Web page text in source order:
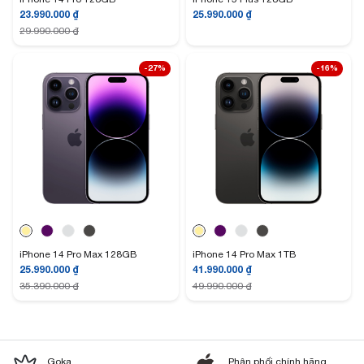
Từ đó, người dùng có thêm một thao tác mới trên màn hình của iPhone
14 Pro và iPhone 14 Pro Max, khi Dynamic Island này sẽ hiển thị các ứng
dụng tương ứng ví dụ như chạy giờ, điều hướng bản đồ, ghi âm, nghe
nhạc, cuộc gọi,… Ví dụ người dùng đang mở điều hướng bản đồ thì khi
thoát ra ngoài Home, cụm Dynamic Island cũng sẽ hiển thị nhanh phần
thông tin của ứng dụng bản đồ ở phía trên. Có nghĩa rằng Dynamic Island
sẽ luôn thay đổi cách hiển thị tuỳ vào cách sử dụng iPhone của người
dùng, chứ không đơn thuần chỉ là một “cục đen” nhàm chán trên màn
Màn hình của iPhone 14 Pro có kích thước 6.1” (2556 x 1179p) còn iPhone
XDR, sử dụng dải màu P3, hỗ trợ Haptic Touch, độ sáng 1000 nits hoặc
đạt đỉnh 1600 nits khi xem nội dung HDR hoặc lên đến 2000 nits khi ở
ngoài trời.
đủ các thông tin ngày/giờ và cả hình nền… Nhờ vào khả năng biến thiên
23.990.000 ₫
29.990.000₫
25.990.000 ₫
-27%
iPhone 14 Pro Max 128GB
25.990.000 ₫
35.390.000₫
-16%
iPhone 14 Pro Max 1TB
41.990.000 ₫
49.990.000₫
Goka Phân phối chính hãng